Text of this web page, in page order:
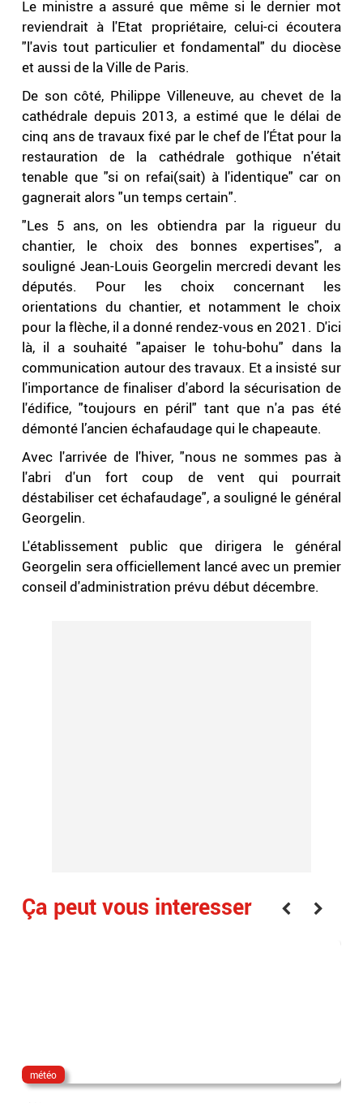
Le ministre a assuré que même si le dernier mot
reviendrait à l'Etat propriétaire, celui-ci écoutera
"l'avis tout particulier et fondamental" du diocèse
et aussi de la Ville de Paris.
De son côté, Philippe Villeneuve, au chevet de la
cathédrale depuis 2013, a estimé que le délai de
cinq ans de travaux fixé par le chef de l’État pour la
restauration de la cathédrale gothique n'était
tenable que "si on refai(sait) à l'identique" car on
gagnerait alors "un temps certain".
"Les 5 ans, on les obtiendra par la rigueur du
chantier, le choix des bonnes expertises", a
souligné Jean-Louis Georgelin mercredi devant les
députés. Pour les choix concernant les
orientations du chantier, et notamment le choix
pour la flèche, il a donné rendez-vous en 2021. D'ici
là, il a souhaité "apaiser le tohu-bohu" dans la
communication autour des travaux. Et a insisté sur
l'importance de finaliser d'abord la sécurisation de
l'édifice, "toujours en péril" tant que n'a pas été
démonté l’ancien échafaudage qui le chapeaute.
Avec l'arrivée de l'hiver, "nous ne sommes pas à
l'abri d'un fort coup de vent qui pourrait
déstabiliser cet échafaudage", a souligné le général
Georgelin.
L'établissement public que dirigera le général
Georgelin sera officiellement lancé avec un premier
conseil d'administration prévu début décembre.
Ça peut vous interesser
météo